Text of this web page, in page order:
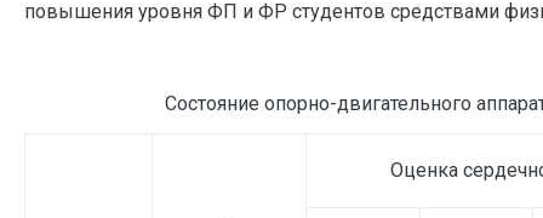
повышения уровня ФП и ФР студентов средствами
Состояние опорно-двигательного
Оценка